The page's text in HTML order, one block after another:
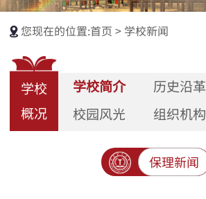
您现在的位置:首页 > 学校新闻
学校
概况
学校简介 历史沿革
校园风光 组织机构
保理新闻